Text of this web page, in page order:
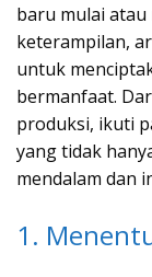
baru mulai
keterampilan,
untuk
bermanfaat.
produksi, ikuti
yang tidak
mendalam dan
1.